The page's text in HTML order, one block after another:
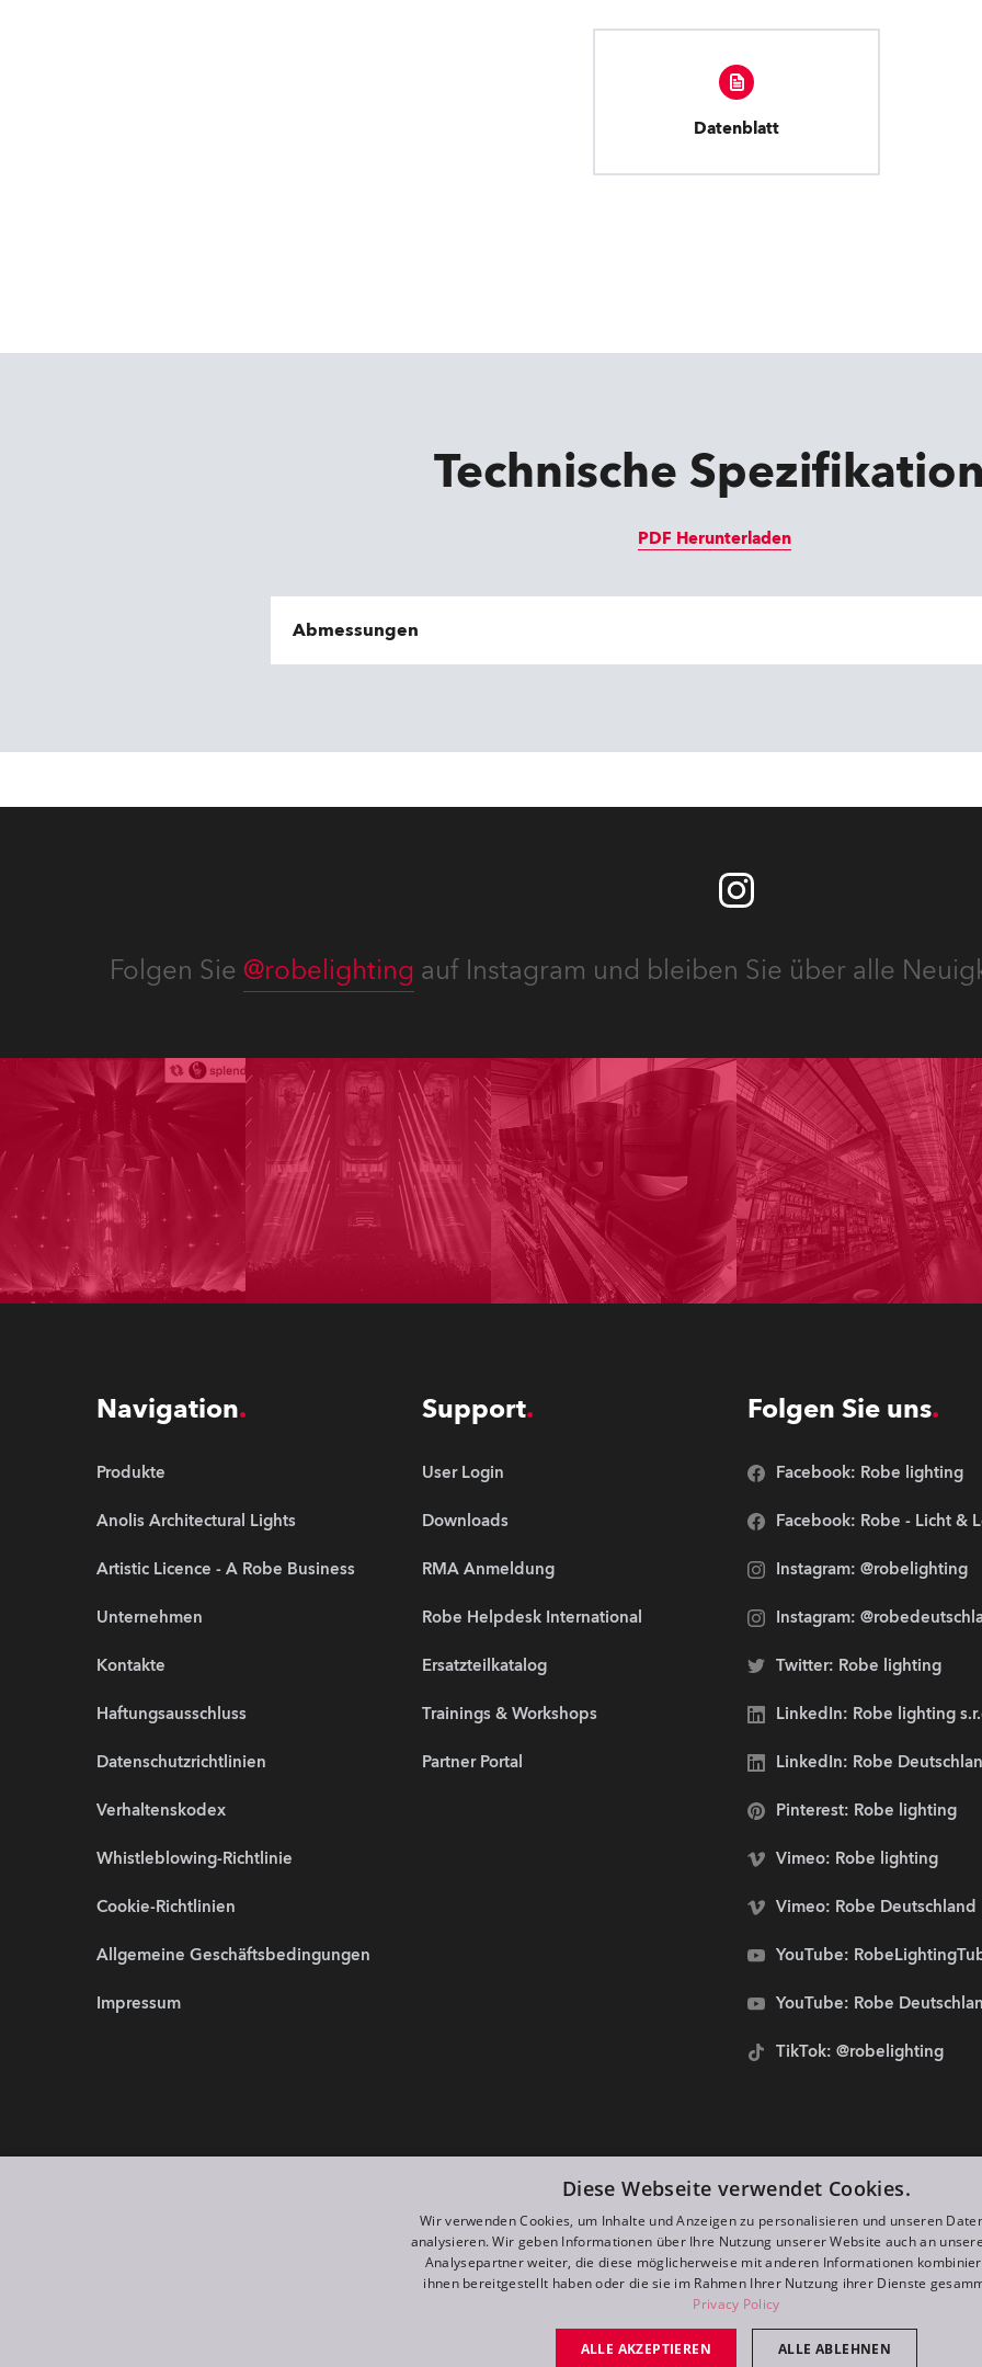
Datenblatt
Technische
PDF Herunterladen
Abmessungen
Folgen Sie @robelighting auf Instagram und bleiben Sie über alle
Navigation
Produkte
Anolis Architectural Lights
Artistic Licence - A Robe Business
Unternehmen
Kontakte
Haftungsausschluss
Datenschutzrichtlinien
Verhaltenskodex
Whistleblowing-Richtlinie
Cookie-Richtlinien
Allgemeine Geschäftsbedingungen
Impressum
Support
User Login
Downloads
RMA Anmeldung
Robe Helpdesk International
Ersatzteilkatalog
Trainings & Workshops
Partner Portal
Folgen Sie uns
Facebook: Robe lighting
Facebook: Robe - Licht &
Instagram: @robelighting
Instagram:
Twitter: Robe lighting
LinkedIn: Robe lighting
LinkedIn: Robe
Pinterest: Robe lighting
Vimeo: Robe lighting
Vimeo: Robe Deutschland
YouTube:
YouTube: Robe
TikTok: @robelighting
Diese Webseite verwendet Cookies.
Wir verwenden Cookies, um Inhalte und Anzeigen zu personalisieren und unseren
analysieren. Wir geben Informationen über Ihre Nutzung unserer Website auch an
Analysepartner weiter, die diese möglicherweise mit anderen Informationen
ihnen bereitgestellt haben oder die sie im Rahmen Ihrer Nutzung ihrer Dienste
Privacy Policy
ALLE AKZEPTIEREN ALLE ABLEHNEN